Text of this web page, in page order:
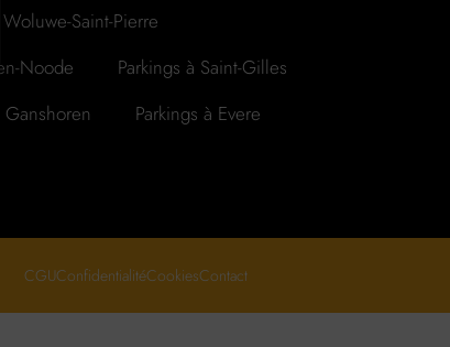
Woluwe-Saint-Pierre
Noode
Parkings à Saint-Gilles
Ganshoren
Parkings à Evere
CGUConfidentialitéCookiesContact